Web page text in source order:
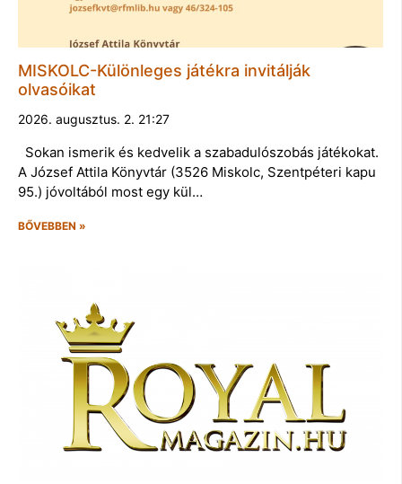
MISKOLC-Különleges játékra invitálják
olvasóikat
2026. augusztus. 2. 21:27
Sokan ismerik és kedvelik a szabadulószobás játékokat.
A József Attila Könyvtár (3526 Miskolc, Szentpéteri kapu
95.) jóvoltából most egy kül…
BŐVEBBEN »